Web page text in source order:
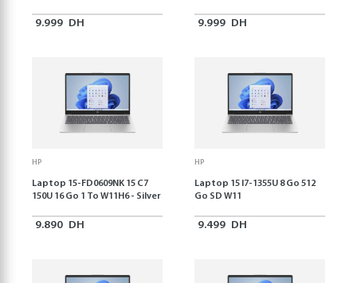
9.999 DH 9.999 DH
HP
Laptop 15-FD0609NK 15 C7
150U 16 Go 1 To W11H6 - Silver
9.890 DH
HP
Laptop 15 I7-1355U 8 Go 512
Go SD W11
9.499 DH